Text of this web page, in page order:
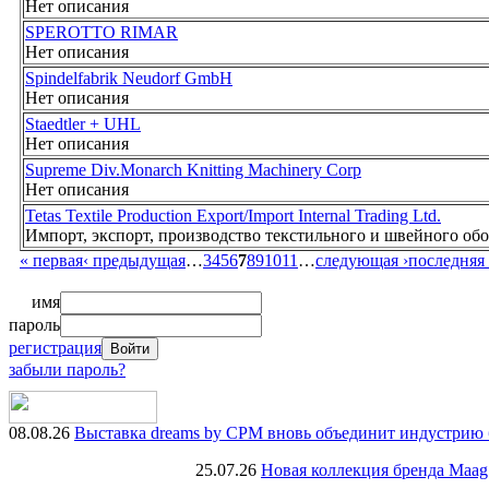
Нет описания
SPEROTTO RIMAR
Нет описания
Spindelfabrik Neudorf GmbH
Нет описания
Staedtler + UHL
Нет описания
Supreme Div.Monarch Knitting Machinery Corp
Нет описания
Tetas Textile Production Export/Import Internal Trading Ltd.
Импорт, экспорт, производство текстильного и швейного
« первая‹ предыдущая…34567891011…следующая ›последняя
имя
пароль
регистрация
забыли пароль?
08.08.26 Выставка dreams by CPM вновь объединит
25.07.26 Новая коллекция бренда Maag